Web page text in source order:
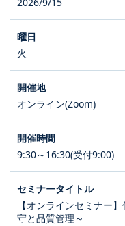
火
オンライン(Zoom)
9:30～16:30(受付9:00)
【オンラインセミナー
守と品質管理～